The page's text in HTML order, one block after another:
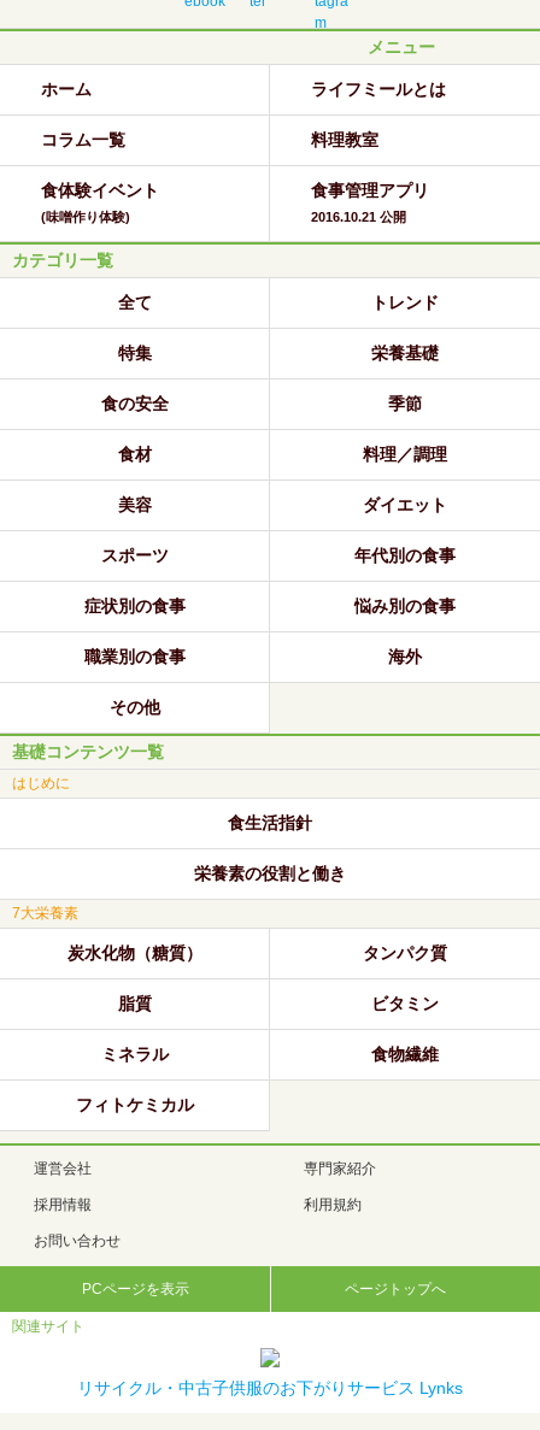
メニュー
ホーム ライフミールとは
コラム一覧 料理教室
食体験イベント
(味噌作り体験)
食事管理アプリ
2016.10.21 公開
カテゴリ一覧
全て トレンド
特集 栄養基礎
食の安全 季節
食材 料理／調理
美容 ダイエット
スポーツ 年代別の食事
症状別の食事 悩み別の食事
職業別の食事 海外
その他
基礎コンテンツ一覧
はじめに
食生活指針
栄養素の役割と働き
7大栄養素
炭水化物（糖質） タンパク質
脂質 ビタミン
ミネラル 食物繊維
フィトケミカル
運営会社 専門家紹介
採用情報 利用規約
お問い合わせ
PCページを表示 ページトップへ
関連サイト
リサイクル・中古子供服のお下がりサービス Lynks